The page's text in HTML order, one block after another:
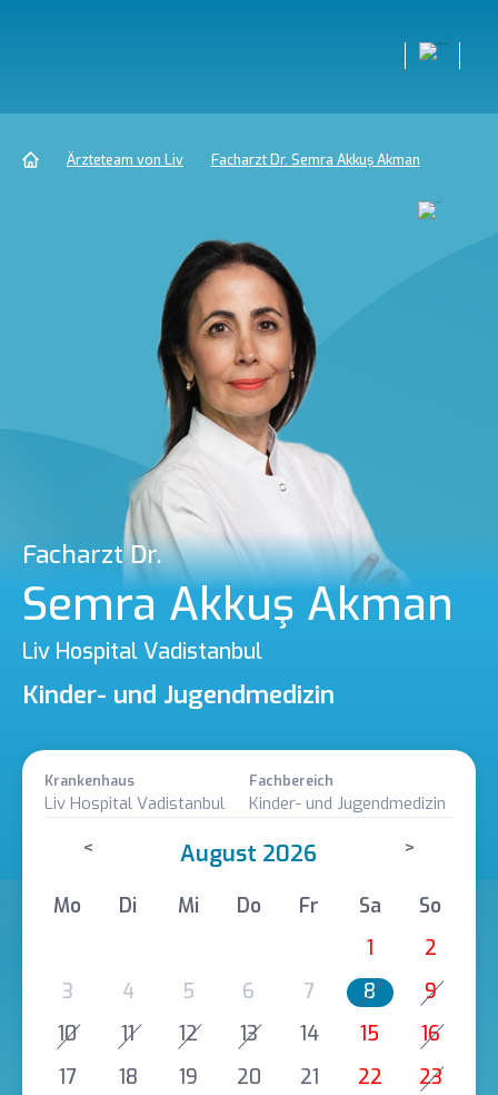
Ärzteteam von Liv Facharzt Dr. Semra Akkuş Akman
Facharzt Dr.
Semra Akkuş Akman
Liv Hospital Vadistanbul
Kinder- und Jugendmedizin
Krankenhaus
Liv Hospital Vadistanbul
Fachbereich
Kinder- und Jugendmedizin
< August 2026 >
Mo Di Mi Do Fr Sa
So
1
2
3
4 5 6 7 8
9
10
11 12 13 14 15
16
17
18 19 20 21 22
23